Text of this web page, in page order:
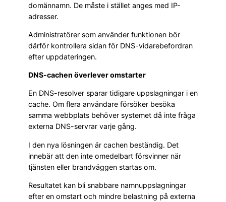
domännamn. De måste i stället anges med IP-
adresser.
Administratörer som använder funktionen bör
därför kontrollera sidan för DNS-vidarebefordran
efter uppdateringen.
DNS-cachen överlever omstarter
En DNS-resolver sparar tidigare uppslagningar i en
cache. Om flera användare försöker besöka
samma webbplats behöver systemet då inte fråga
externa DNS-servrar varje gång.
I den nya lösningen är cachen beständig. Det
innebär att den inte omedelbart försvinner när
tjänsten eller brandväggen startas om.
Resultatet kan bli snabbare namnuppslagningar
efter en omstart och mindre belastning på externa